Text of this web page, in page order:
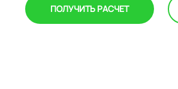
ПОЛУЧИТЬ РАСЧЕТ